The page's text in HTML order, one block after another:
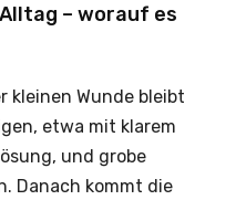
– worauf es
kleinen Wunde bleibt
etwa mit klarem
und grobe
Danach kommt die